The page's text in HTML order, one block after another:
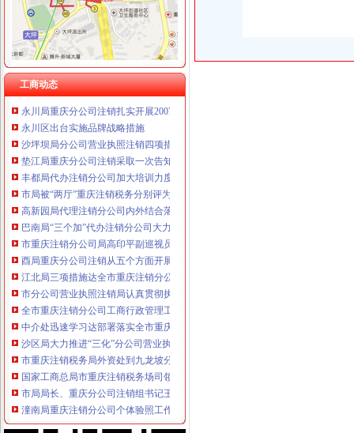
工商动态
高新区局围绕“三项重点工作、两项突破工作”代办注销分公司谋划2007年工作
国家工商总局市重庆注销税务场司领导到观音桥农贸市场视察工作
万州局重庆分公司注销全力服务地方经济
郭翔副局长、重庆分公司注销高印平副巡视员率领直属局组织企业赴万州开展
北碚局代理注销分公司缙云工商所五项措施推进工商所12315分类监管平台应用
永川局重庆分公司注销扎实开展2007红盾护农行动
永川区出台实施品牌战略措施
沙坪坝局分公司营业执照注销四项措施化队伍建设
垫江局重庆分公司注销采取一次告知措施提高年检效率
丰都局代办注销分公司加大培训力度着力提高队伍素质
市局被“两厅”重庆注销税务分别评为2006年度督查工作先进单位和先进集体
高新园局代理注销分公司内外结合落实流动人口计划生育管理工作
巴南局“三个加”代办注销分公司大力实施消费安全放心工程
市重庆注销分公司局高印平副巡视员到渝北局检查指导工作
酉局重庆分公司注销从五个方面开展送温暖活动
江北局三项措施达全市重庆注销分公司工商工作会议精
市分公司营业执照注销局认真贯彻执行《广告管理办法》一月份媒体广告发布
全市重庆注销分公司工商行政管理工作会议隆重召开
中介处迅速学习达部署落实全市重庆分公司注销工商工作会议精
沙区局大力推进“三化”分公司营业执照注销促进工商职能到位
市重庆注销税务局外资处到九龙坡分局指导外资企业属地化监管工作
国家工商总局市重庆注销税务场司领导到观音桥农贸市场视察工作
市局局长、重庆分公司注销组书记王元楷率队到区县局调研工作
潼南局重庆注销分公司个体验照工作接近尾声
大足局深化节日市代理注销分公司场长效管理
沙坪坝局四项举措整顿大学城周边市重庆注销税务场环境